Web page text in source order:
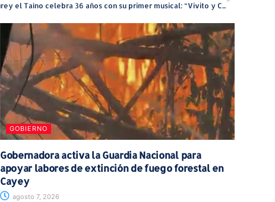
Turey el Taíno celebra 36 años con su primer musical: “Vivito y Coleando”
GOBIERNO
Gobernadora activa la Guardia Nacional para
apoyar labores de extinción de fuego forestal en
Cayey
agosto 7, 2026